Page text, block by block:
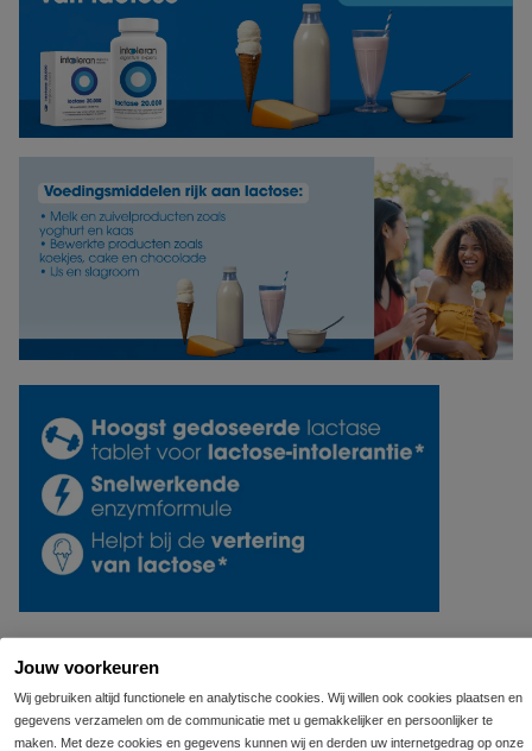
Jouw voorkeuren
Wij gebruiken altijd functionele en analytische cookies. Wij willen ook cookies plaatsen en
gegevens verzamelen om de communicatie met u gemakkelijker en persoonlijker te
maken. Met deze cookies en gegevens kunnen wij en derden uw internetgedrag op onze
door het maag-darmkanaal. Monsters van dit product
zijn geanalyseerd en geclassificeerd als laag
FODMAP. Het Monash University Low FODMAP
Gecertificeerd handelsmerk wordt onder licentie
gebruikt in Nederland door Intoleran. Eén portie van
dit product kan helpen bij het volgen van het Monash
University Low FODMAP dieet™. Een strikt laag
FODMAP-dieet mag niet worden begonnen zonder
toezicht van een arts.